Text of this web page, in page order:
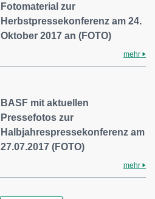
Fotomaterial zur
Herbstpressekonferenz am 24.
Oktober 2017 an (FOTO)
mehr
BASF mit aktuellen
Pressefotos zur
Halbjahrespressekonferenz am
27.07.2017 (FOTO)
mehr